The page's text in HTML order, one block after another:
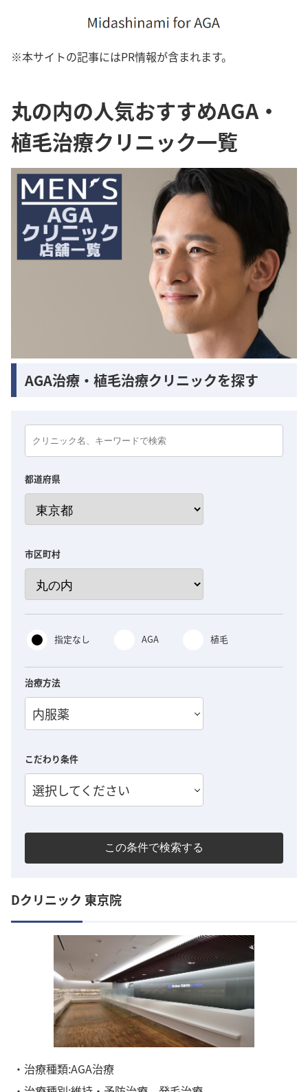
※本サイトの記事にはPR情報が含まれます。
丸の内の人気おすすめAGA・
植毛治療クリニック一覧
AGA治療・植毛治療クリニックを探す
都道府県
市区町村
指定なし AGA 植毛
治療方法
内服薬
こだわり条件
選択してください
この条件で検索する
Dクリニック 東京院
・治療種類:AGA治療